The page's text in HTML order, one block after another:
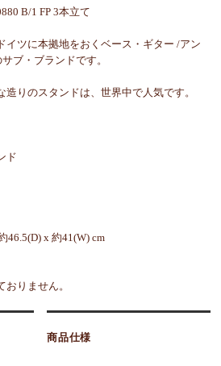
B/1 FP 3本立て
イツに本拠地をおくベース・ギター /アン
ブ・ブランドです。
りのスタンドは、世界中で人気です。
ド
46.5(D) x 約41(W) cm
りません。
商品仕様